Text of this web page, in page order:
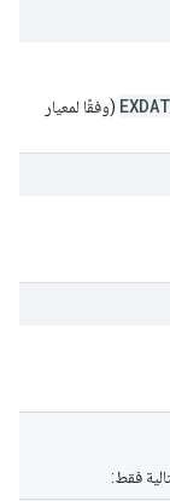
(وفقًا لمعيار
فقط: